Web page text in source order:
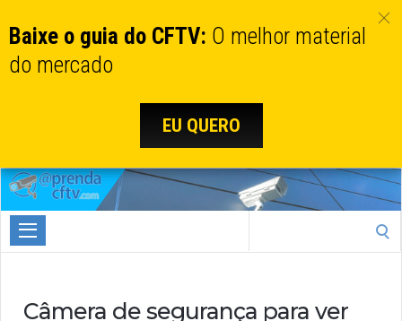
Aprenda
CTFV.com
Câmera de segurança para ver
Baixe o guia do CFTV: O melhor material
do mercado
EU QUERO